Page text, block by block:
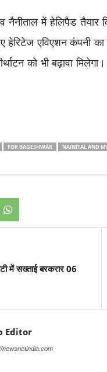
नैनीताल में हेलिपैड तैयार
एविएशन कंपनी का
को भी बढ़ावा
FOR BAGESHWAR NAINITAL AND
में सख्ताई बरकरार 06
Editor
newsnetindia.com